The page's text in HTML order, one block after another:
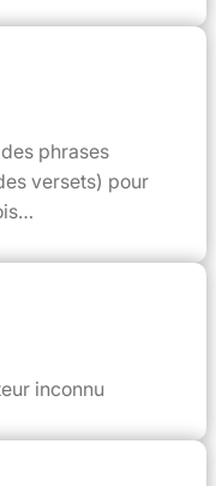
phrases
versets) pour
inconnu